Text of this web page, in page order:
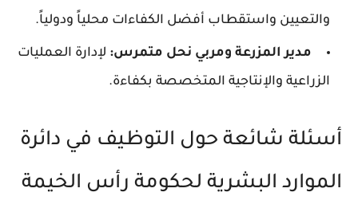
والتعيين واستقطاب أفضل الكفاءات محلياً ودولياً.
مدير المزرعة ومربي نحل متمرس: لإدارة العمليات
الزراعية والإنتاجية المتخصصة بكفاءة.
أسئلة شائعة حول التوظيف في دائرة
الموارد البشرية لحكومة رأس الخيمة